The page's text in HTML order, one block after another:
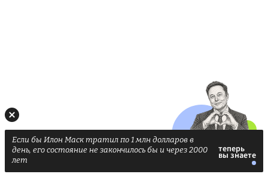
Если бы Илон Маск тратил по 1 млн долларов в
день, его состояние не закончилось бы и через 2000
лет